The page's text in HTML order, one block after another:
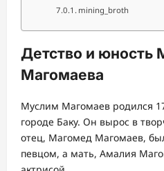
mining_broth
Детство и юность
Магомаева
Муслим Магомаев родился
городе Баку. Он вырос в
отец, Магомед Магомаев,
певцом, а мать, Амалия